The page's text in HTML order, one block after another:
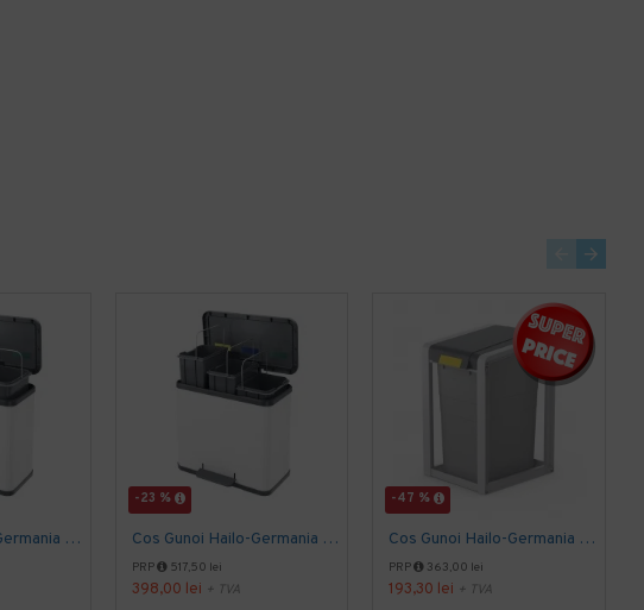
Cos Gunoi Hailo-Germania ProfiLine Solid Oko Duo, 9L + 17L
-23 %
Cos Gunoi Hailo-Germania ProfiLine Solid Oko Trio 33, 3 x 9L
PRP 517,50 lei
398,00 lei + TVA
-47 %
Cos Gunoi Hailo-Germania ProfiLine Oko 35 (Unitate de baza),38 L
PRP 363,00 lei
193,30 lei + TVA